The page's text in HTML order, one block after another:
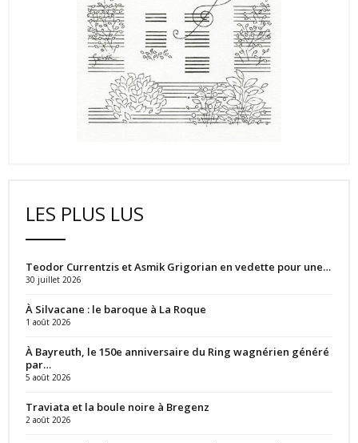
LES PLUS LUS
Teodor Currentzis et Asmik Grigorian en vedette pour une…
30 juillet 2026
À Silvacane : le baroque à La Roque
1 août 2026
À Bayreuth, le 150e anniversaire du Ring wagnérien généré
par…
5 août 2026
Traviata et la boule noire à Bregenz
2 août 2026